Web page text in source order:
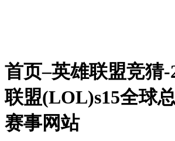
首页–英雄联盟竞猜-
联盟(LOL)s15全球
赛事网站